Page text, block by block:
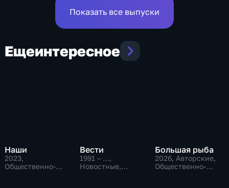
Показать все выпуски
Ещеинтересное
Наши
2023,
Общественно-
Вести
1991 – …,
Новостные,
Большая рыба
2026, Авторские,
Общественно-